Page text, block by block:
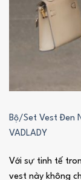
Bộ/Set Vest Đen
VADLADY
Với sự tinh tế
vest này không